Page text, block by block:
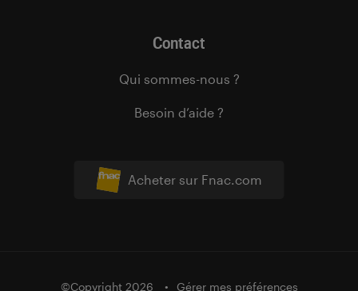
Acheter sur Fnac.com
Contact
Qui sommes-nous ?
Besoin d’aide ?
©Copyright 2026 Gérer mes préférences